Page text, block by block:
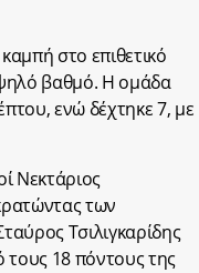
στο επιθετικό
βαθμό. Η ομάδα
ενώ δέχτηκε 7, με
Νεκτάριος
των
Τσιλιγκαρίδης
18 πόντους της